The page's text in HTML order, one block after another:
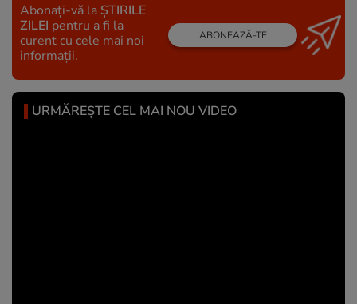
Abonați-vă la ȘTIRILE
ZILEI pentru a fi la
curent cu cele mai noi
informații.
ABONEAZĂ-TE
URMĂREȘTE CEL MAI NOU VIDEO